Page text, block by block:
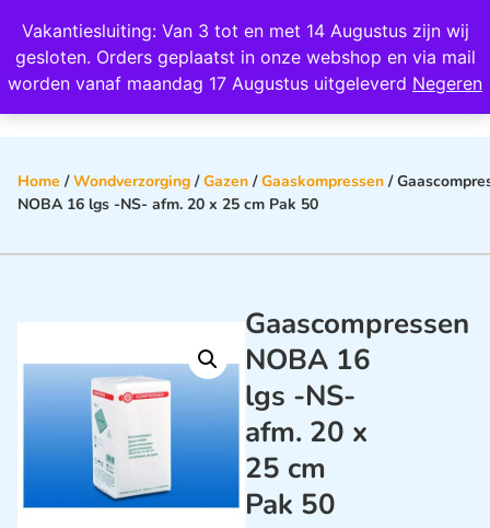
Vakantiesluiting: Van 3 tot en met 14 Augustus zijn wij
gesloten. Orders geplaatst in onze webshop en via mail
worden vanaf maandag 17 Augustus uitgeleverd Negeren
Wij scoren een 4,8 op Google
Home /Wondverzorging /Gazen /Gaaskompressen /
NOBA 16 lgs -NS- afm. 20 x 25 cm Pak 50
Gaascompressen
NOBA 16
lgs -NS-
afm. 20 x
25 cm
Pak 50